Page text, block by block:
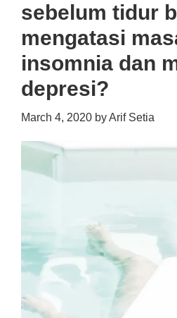
sebelum tidur
mengatasi
insomnia dan
depresi?
March 4, 2020 byArif Setia